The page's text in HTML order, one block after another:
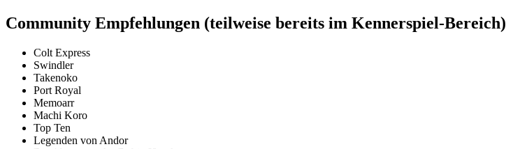
Community Empfehlungen (teilweise bereits im Kennerspiel-Bereich)
Colt Express
Swindler
Takenoko
Port Royal
Memoarr
Machi Koro
Top Ten
Legenden von Andor